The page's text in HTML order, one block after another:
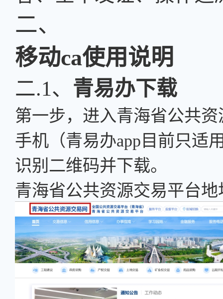
二、
移动ca使用说明
二.1、 青易办下载
第一步， 进入青海省公共
手机（青易办app目前只适
识别二维码并下载。
青海省公共资源交易平台地